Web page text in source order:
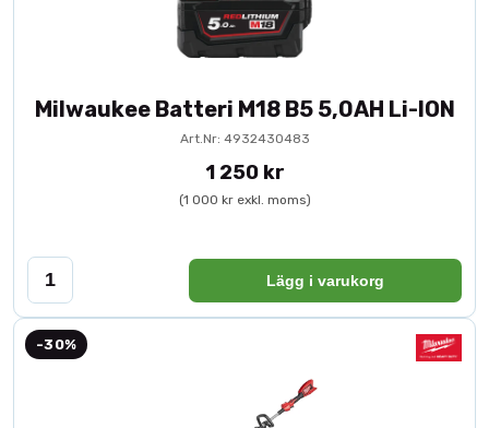
Milwaukee Batteri M18 B5 5,0AH Li-ION
Art.Nr: 4932430483
1 250 kr
(1 000 kr exkl. moms)
Lägg i varukorg
-30%